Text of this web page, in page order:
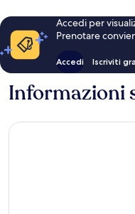
Accedi per
Prenotare
Accedi Iscriviti
Informazioni